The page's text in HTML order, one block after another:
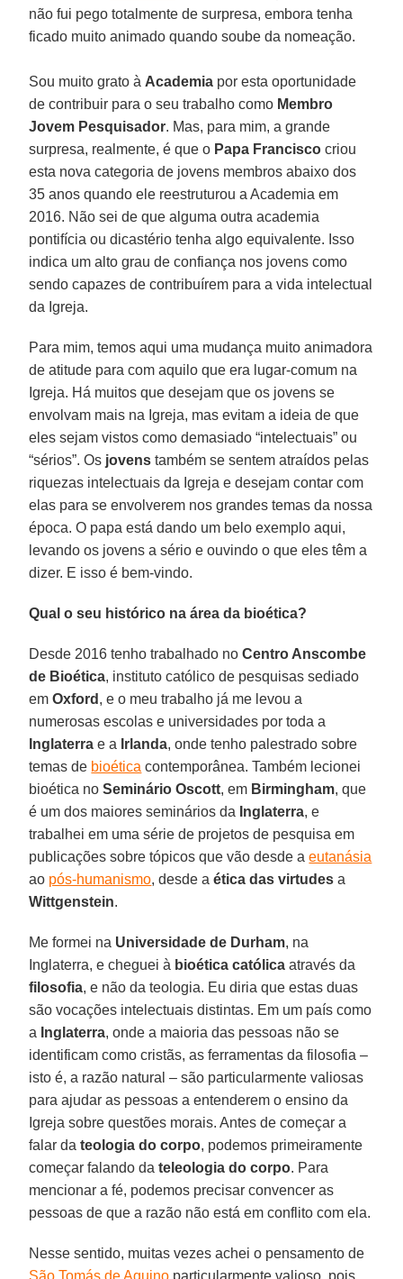
não fui pego totalmente de surpresa, embora tenha
ficado muito animado quando soube da nomeação.
Sou muito grato à Academia por esta oportunidade
de contribuir para o seu trabalho como Membro
Jovem Pesquisador. Mas, para mim, a grande
surpresa, realmente, é que o Papa Francisco criou
esta nova categoria de jovens membros abaixo dos
35 anos quando ele reestruturou a Academia em
2016. Não sei de que alguma outra academia
pontifícia ou dicastério tenha algo equivalente. Isso
indica um alto grau de confiança nos jovens como
sendo capazes de contribuírem para a vida intelectual
da Igreja.
Para mim, temos aqui uma mudança muito animadora
de atitude para com aquilo que era lugar-comum na
Igreja. Há muitos que desejam que os jovens se
envolvam mais na Igreja, mas evitam a ideia de que
eles sejam vistos como demasiado “intelectuais” ou
“sérios”. Os jovens também se sentem atraídos pelas
riquezas intelectuais da Igreja e desejam contar com
elas para se envolverem nos grandes temas da nossa
época. O papa está dando um belo exemplo aqui,
levando os jovens a sério e ouvindo o que eles têm a
dizer. E isso é bem-vindo.
Qual o seu histórico na área da bioética?
Desde 2016 tenho trabalhado noCentro Anscombe
de Bioética, instituto católico de pesquisas sediado
emOxford , e o meu trabalho já me levou a
numerosas escolas e universidades por toda a
Inglaterra e a Irlanda, onde tenho palestrado sobre
temas de bioética contemporânea. Também lecionei
bioética noSeminário Oscott, em Birmingham, que
é um dos maiores seminários da Inglaterra, e
trabalhei em uma série de projetos de pesquisa em
publicações sobre tópicos que vão desde aeutanásia
ao pós-humanismo, desde aética das virtudes a
Wittgenstein.
Me formei na Universidade de Durham, na
Inglaterra, e cheguei à bioética católica através da
filosofia, e não da teologia. Eu diria que estas duas
são vocações intelectuais distintas. Em um país como
a Inglaterra, onde a maioria das pessoas não se
identificam como cristãs, as ferramentas da filosofia –
isto é, a razão natural – são particularmente valiosas
para ajudar as pessoas a entenderem o ensino da
Igreja sobre questões morais. Antes de começar a
falar dateologia do corpo, podemos primeiramente
começar falando dateleologia do corpo. Para
mencionar a fé, podemos precisar convencer as
pessoas de que a razão não está em conflito com ela.
Nesse sentido, muitas vezes achei o pensamento de
São Tomás de Aquino particularmente valioso, pois